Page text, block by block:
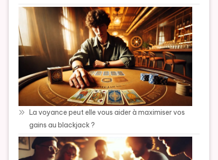
La voyance peut elle vous aider à maximiser vos
gains au blackjack ?